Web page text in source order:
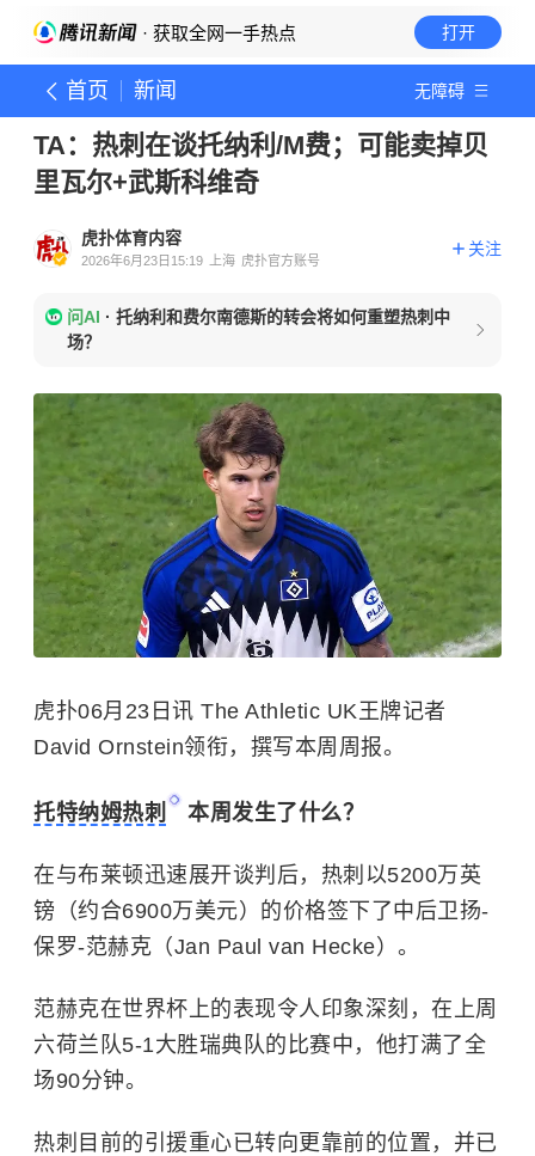
· 获取全网一手热点 打开
首页 新闻 无障碍
TA：热刺在谈托纳利/M费；可能卖掉贝
里瓦尔+武斯科维奇
虎扑体育内容
2026年6月23日15:19 上海 虎扑官方账号
关注
问AI · 托纳利和费尔南德斯的转会将如何重塑热刺中
场？
虎扑06月23日讯 The Athletic UK王牌记者
David Ornstein领衔，撰写本周周报。
托特纳姆热刺 本周发生了什么？
在与布莱顿迅速展开谈判后，热刺以5200万英
镑（约合6900万美元）的价格签下了中后卫扬-
保罗-范赫克（Jan Paul van Hecke）。
范赫克在世界杯上的表现令人印象深刻，在上周
六荷兰队5-1大胜瑞典队的比赛中，他打满了全
场90分钟。
热刺目前的引援重心已转向更靠前的位置，并已